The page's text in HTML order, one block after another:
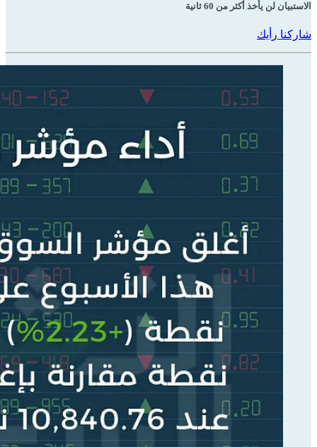
الاستبيان لن يأخذ أكثر من 60 ثانية
شاركنا رأيك